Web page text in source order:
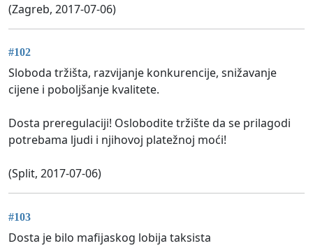
(Zagreb, 2017-07-06)
#102
Sloboda tržišta, razvijanje konkurencije, snižavanje
cijene i poboljšanje kvalitete.
Dosta preregulaciji! Oslobodite tržište da se prilagodi
potrebama ljudi i njihovoj platežnoj moći!
(Split, 2017-07-06)
#103
Dosta je bilo mafijaskog lobija taksista